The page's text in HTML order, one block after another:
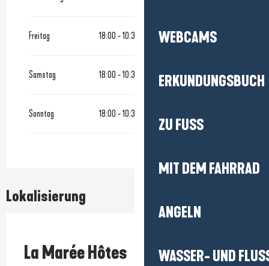
WEBCAMS
ERKUNDUNGSBUCH
ZU FUSS
MIT DEM FAHRRAD
ANGELN
WASSER- UND
Freitag 18:00 - 10:30
Samstag 18:00 - 10:30
Sonntag 18:00 - 10:30
Lokalisierung
La Marée Hôtes